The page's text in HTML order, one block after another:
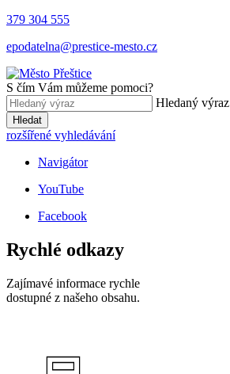
379 304 555
epodatelna@prestice-mesto.cz
S čím Vám můžeme pomoci?
Hledaný výraz
Hledat
rozšířené vyhledávání
Navigátor
YouTube
Facebook
Rychlé odkazy
Zajímavé informace rychle
dostupné z našeho obsahu.